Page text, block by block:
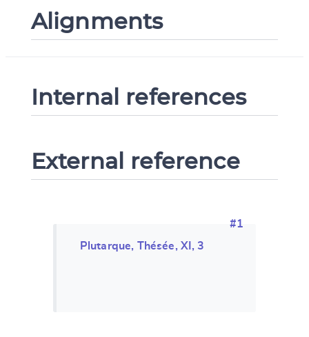
Alignments
Internal references
External reference
#1
Plutarque, Thésée, XI, 3